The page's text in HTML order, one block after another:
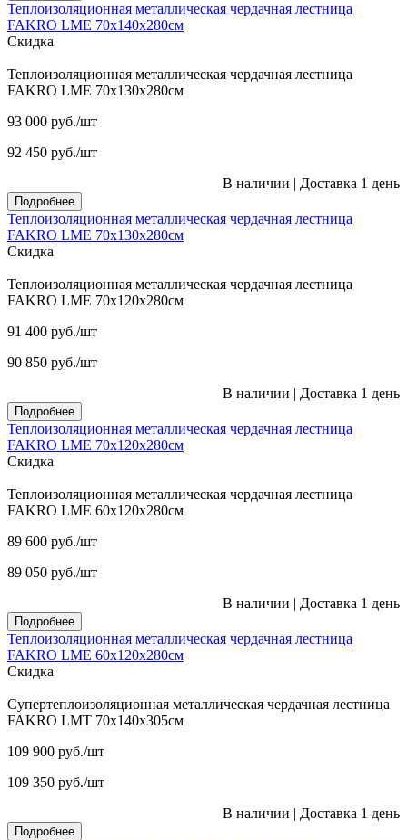
Теплоизоляционная металлическая чердачная лестница
FAKRO LME 70х140х280см
Скидка
Теплоизоляционная металлическая чердачная лестница
FAKRO LME 70х130х280см
93 000 руб./шт
92 450 руб./шт
В наличии | Доставка 1 день
Подробнее
Теплоизоляционная металлическая чердачная лестница
FAKRO LME 70х130х280см
Скидка
Теплоизоляционная металлическая чердачная лестница
FAKRO LME 70х120х280см
91 400 руб./шт
90 850 руб./шт
В наличии | Доставка 1 день
Подробнее
Теплоизоляционная металлическая чердачная лестница
FAKRO LME 70х120х280см
Скидка
Теплоизоляционная металлическая чердачная лестница
FAKRO LME 60х120х280см
89 600 руб./шт
89 050 руб./шт
В наличии | Доставка 1 день
Подробнее
Теплоизоляционная металлическая чердачная лестница
FAKRO LME 60х120х280см
Скидка
Супертеплоизоляционная металлическая чердачная лестница
FAKRO LMT 70х140х305см
109 900 руб./шт
109 350 руб./шт
В наличии | Доставка 1 день
Подробнее